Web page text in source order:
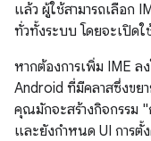
แล้ว ผู้ใช้สามารถเลือก
ทั่วทั้งระบบ โดยจะเปิดใ
หากต้องการเพิ่ม IME
Android ที่มีคลาสซึ่งขย
คุณมักจะสร้างกิจกรรม "
และยังกำหนด UI การตั้